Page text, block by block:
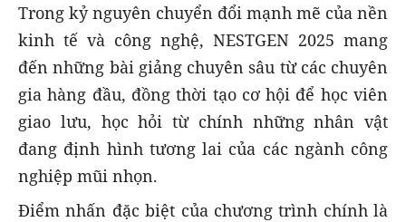
Trong kỷ nguyên chuyển đổi mạnh mẽ của nền
kinh tế và công nghệ, NESTGEN 2025 mang
đến những bài giảng chuyên sâu từ các chuyên
gia hàng đầu, đồng thời tạo cơ hội để học viên
giao lưu, học hỏi từ chính những nhân vật
đang định hình tương lai của các ngành công
nghiệp mũi nhọn.
Điểm nhấn đặc biệt của chương trình chính là